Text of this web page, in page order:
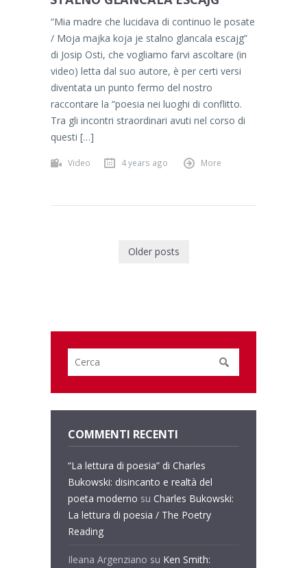
“Mia madre che lucidava di continuo le posate
/ Moja majka koja je stalno glancala escajg”
di Josip Osti, che vogliamo farvi ascoltare (in
video) letta dal suo autore, è per certi versi
diventata un punto fermo del nostro
raccontare la “poesia nei luoghi di conflitto.
Tra gli incontri straordinari avuti nel corso di
questi […]
Video 4 years ago More
Older posts
COMMENTI RECENTI
“La lettura di poesia” di Charles
Bukowski: disincanto e realtà del
poeta moderno su Charles Bukowski:
La lettura di poesia / The Poetry
Reading
Ileana Argenziano su Ken Smith: